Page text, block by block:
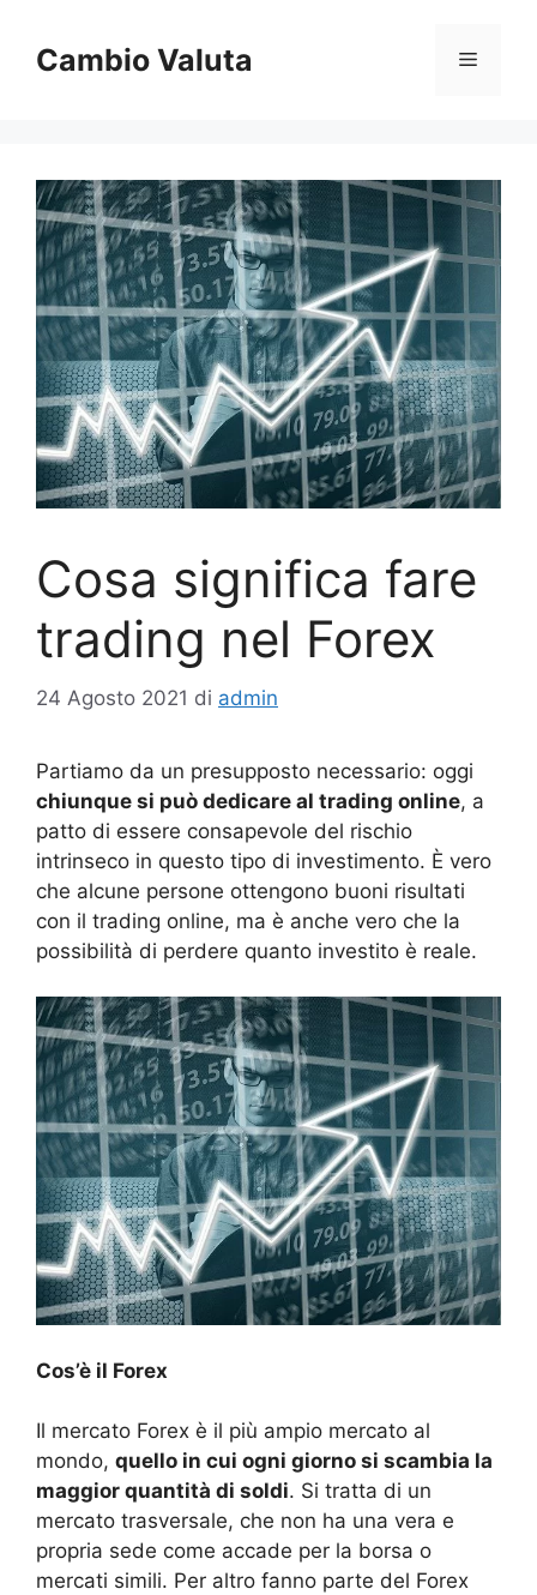
contenuto
Cambio Valuta Menu
Cosa significa fare
trading nel Forex
24 Agosto 2021 di admin
Partiamo da un presupposto necessario: oggi
chiunque si può dedicare al trading online, a
patto di essere consapevole del rischio
intrinseco in questo tipo di investimento. È vero
che alcune persone ottengono buoni risultati
con il trading online, ma è anche vero che la
possibilità di perdere quanto investito è reale.
Cos’è il Forex
Il mercato Forex è il più ampio mercato al
mondo, quello in cui ogni giorno si scambia la
maggior quantità di soldi. Si tratta di un
mercato trasversale, che non ha una vera e
propria sede come accade per la borsa o
mercati simili. Per altro fanno parte del Forex